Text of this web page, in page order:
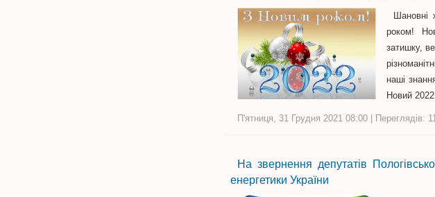
Шановні
роком!
затишку,
наші
Новий
П'ятниця, 31 Грудня 2021 08:00 | Переглядів:
На звернення депутатів
енергетики України